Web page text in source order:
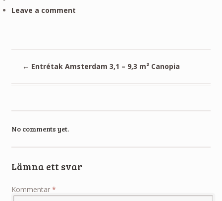
Leave a comment
← Entrétak Amsterdam 3,1 – 9,3 m² Canopia
No comments yet.
Lämna ett svar
Kommentar *